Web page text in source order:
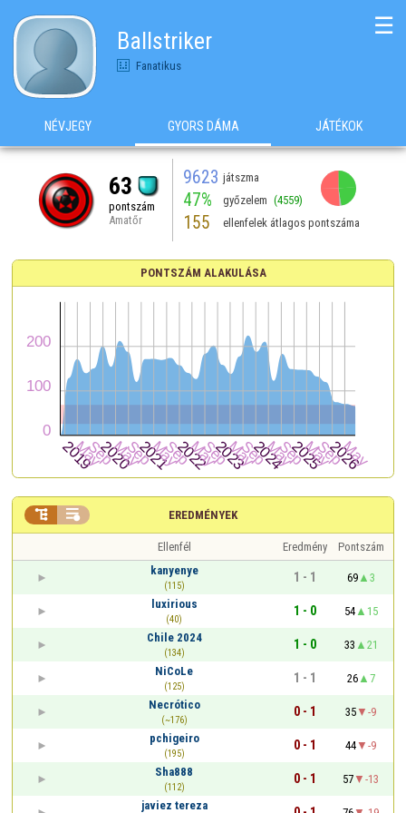
Ballstriker
Fanatikus
☰
NÉVJEGY GYORS DÁMA JÁTÉKOK
63
pontszám
Amatőr
9623 játszma
47% győzelem (4559)
155 ellenfelek átlagos pontszáma
PONTSZÁM ALAKULÁSA
EREDMÉNYEK
 
Ellenfél Eredmény
Pontszám
kanyenye
(115)
1 - 1 69
3
luxirious
(40)
1 - 0 54
15
Chile 2024
(134)
1 - 0 33
21
NiCoLe
(125)
1 - 1 26
7
Necrótico
(~176)
0 - 1 35
-9
pchigeiro
(195)
0 - 1 44
-9
Sha888
(112)
0 - 1 57
-13
javiez tereza